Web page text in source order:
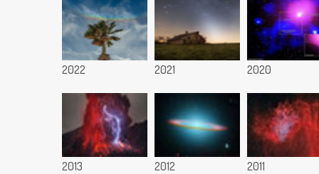
2022 2021 2020
2013 2012 2011